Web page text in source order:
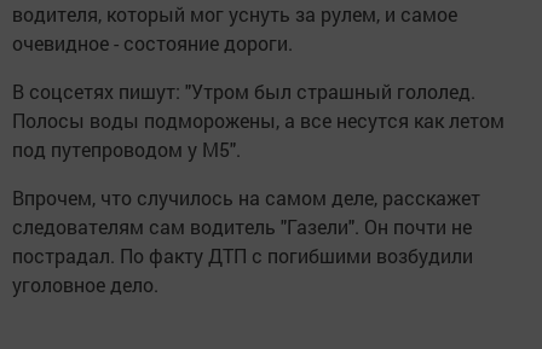
водителя, который мог уснуть за рулем, и самое
очевидное - состояние дороги.
В соцсетях пишут: "Утром был страшный гололед.
Полосы воды подморожены, а все несутся как летом
под путепроводом у М5".
Впрочем, что случилось на самом деле, расскажет
следователям сам водитель "Газели". Он почти не
пострадал. По факту ДТП с погибшими возбудили
уголовное дело.